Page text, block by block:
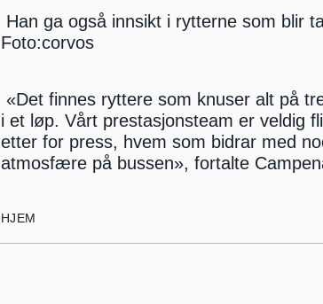
Han ga også innsikt i rytterne som blir
Foto:corvos
«Det finnes ryttere som knuser alt på
i et løp. Vårt prestasjonsteam er veldig
etter for press, hvem som bidrar med
atmosfære på bussen», fortalte
HJEM